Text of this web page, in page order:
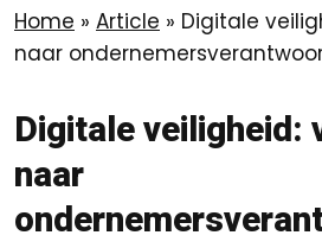
Home » Article » Digitale
naar
Digitale veiligheid:
naar